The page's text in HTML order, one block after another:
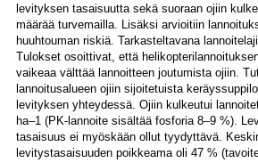
levityksen tasaisuutta sekä suoraan ojiin
määrää turvemailla. Lisäksi arvioitiin
huuhtouman riskiä. Tarkasteltavana
Tulokset osoittivat, että
vaikeaa välttää lannoitteen joutumista ojiin.
lannoitusalueen ojiin sijoitetuista
levityksen yhteydessä. Ojiin kulkeutui
ha–1 (PK-lannoite sisältää fosforia 8–9 %).
tasaisuus ei myöskään ollut tyydyttävä.
levitystasaisuuden poikkeama oli 47 %